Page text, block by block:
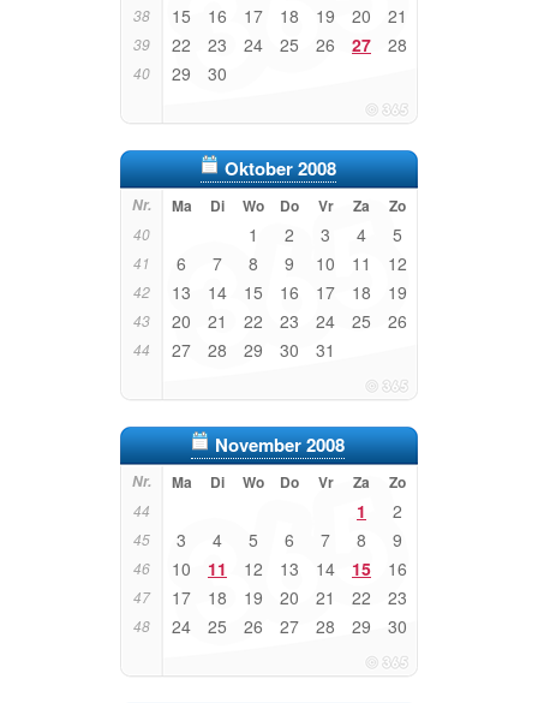
38 15 16 17 18 19 20 21
39 22 23 24 25 26 27 28
40 29 30
Oktober 2008
Nr. Ma Di Wo Do Vr Za Zo
40 1 2 3 4 5
41 6 7 8 9 10 11 12
42 13 14 15 16 17 18 19
43 20 21 22 23 24 25 26
44 27 28 29 30 31
November 2008
Nr. Ma Di Wo Do Vr Za Zo
44 1 2
45 3 4 5 6 7 8 9
46 10 11 12 13 14 15 16
47 17 18 19 20 21 22 23
48 24 25 26 27 28 29 30